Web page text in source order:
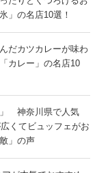
」の名店10選！
だカツカレーが味わ
カレー」の名店10
」 神奈川県で人気
くてビュッフェがお
」の声